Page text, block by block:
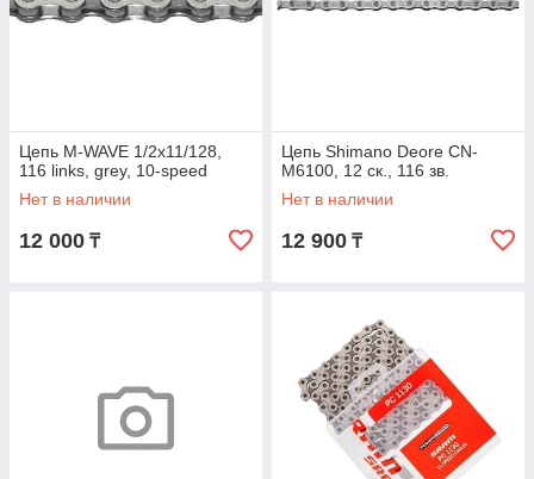
Цепь M-WAVE 1/2x11/128,
116 links, grey, 10-speed
Нет в наличии
12 000 ₸
Цепь Shimano Deore CN-
M6100, 12 ск., 116 зв.
Нет в наличии
12 900 ₸